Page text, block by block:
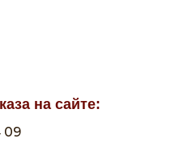
09
на сайте: